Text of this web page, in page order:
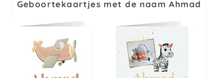
Geboortekaartjes met de naam Ahmad